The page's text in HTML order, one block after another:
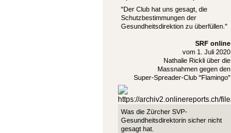
"Der Club hat uns gesagt, die
Schutzbestimmungen der
Gesundheitsdirektion zu überfüllen."
SRF online
vom 1. Juli 2020
Nathalie Rickli über die
Massnahmen gegen den
Super-Spreader-Club "Flamingo"
Was die Zürcher SVP-
Gesundheitsdirektorin sicher nicht
gesagt hat.